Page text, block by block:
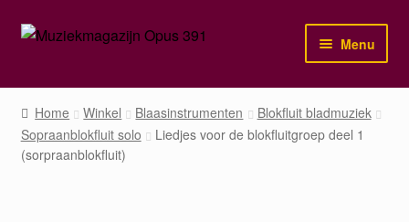
Ga
navigatie
Ga
inhoud
Menu
Home
Winkel
Home Winkel Blaasinstrumenten
Blokfluit bladmuziek
Sopraanblokfluit solo
Liedjes voor de blokfluitgroep deel 1
(sorpraanblokfluit)